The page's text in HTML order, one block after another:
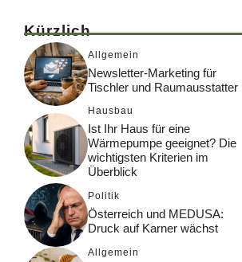
Kürzlich
Allgemein
Newsletter-Marketing für
Tischler und Raumausstatter
Hausbau
Ist Ihr Haus für eine
Wärmepumpe geeignet? Die
wichtigsten Kriterien im
Überblick
Politik
Österreich und MEDUSA:
Druck auf Karner wächst
Allgemein